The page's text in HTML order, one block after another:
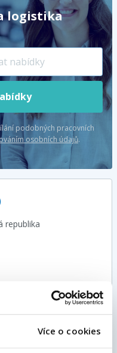
Více o cookies
logistika
podobných pracovních
osobních údajů.
republika
| bez nočních